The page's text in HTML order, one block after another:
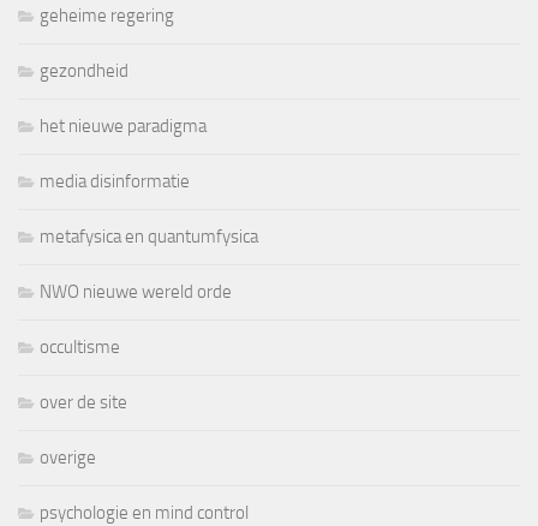
geheime regering
gezondheid
het nieuwe paradigma
media disinformatie
metafysica en quantumfysica
NWO nieuwe wereld orde
occultisme
over de site
overige
psychologie en mind control